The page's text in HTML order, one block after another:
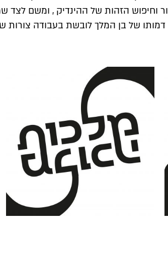
וחיפוש הזהות של ההינדיק , ומשם לצד
דמותו של בן המלך לובשת בעבודה צורות